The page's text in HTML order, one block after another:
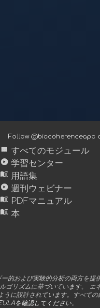
Follow @biocoherenceapp
view_module すべてのモジュール
play_circle 学習センター
menu_book 用語集
play_circle 週刊ウェビナー
menu_book PDFマニュアル
menu_book 本
および実験的分析の両方を提
ゴリズムに基づいています。
に設計されています。すべて
を確認してください。